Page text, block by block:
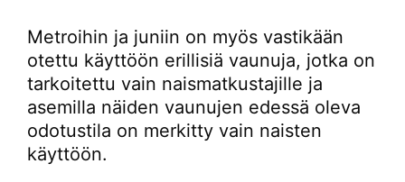
Metroihin ja juniin on myös vastikään
otettu käyttöön erillisiä vaunuja, jotka on
tarkoitettu vain naismatkustajille ja
asemilla näiden vaunujen edessä oleva
odotustila on merkitty vain naisten
käyttöön.